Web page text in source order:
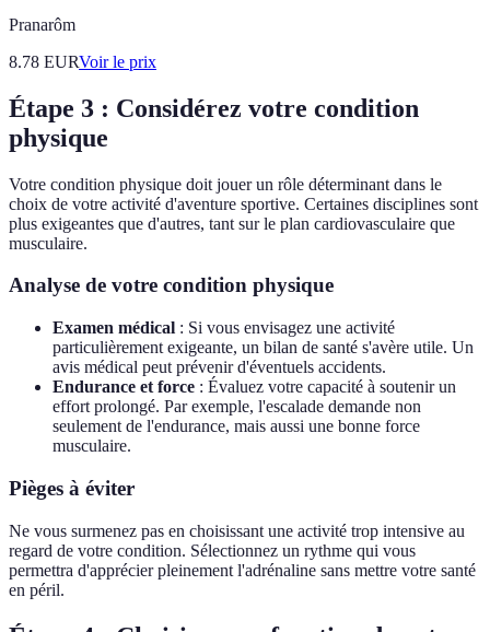
Pranarôm
8.78 EURVoir le prix
Étape 3 : Considérez votre condition
physique
Votre condition physique doit jouer un rôle déterminant dans le
choix de votre activité d'aventure sportive. Certaines disciplines sont
plus exigeantes que d'autres, tant sur le plan cardiovasculaire que
musculaire.
Analyse de votre condition physique
Examen médical : Si vous envisagez une activité
particulièrement exigeante, un bilan de santé s'avère utile. Un
avis médical peut prévenir d'éventuels accidents.
Endurance et force : Évaluez votre capacité à soutenir un
effort prolongé. Par exemple, l'escalade demande non
seulement de l'endurance, mais aussi une bonne force
musculaire.
Pièges à éviter
Ne vous surmenez pas en choisissant une activité trop intensive au
regard de votre condition. Sélectionnez un rythme qui vous
permettra d'apprécier pleinement l'adrénaline sans mettre votre santé
en péril.